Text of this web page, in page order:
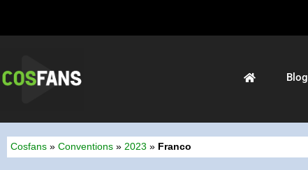
Blog
Cosfans » Conventions » 2023 » Franco